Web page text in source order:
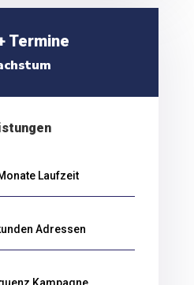
Termine
Laufzeit
Adressen